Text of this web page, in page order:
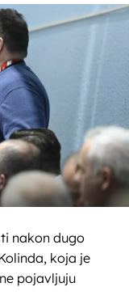
nakon dugo
koja je
pojavljuju